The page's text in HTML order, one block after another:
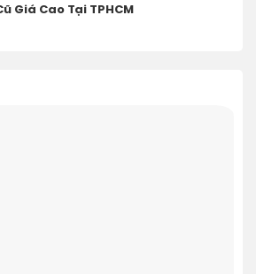
Giá Cao Tại TPHCM